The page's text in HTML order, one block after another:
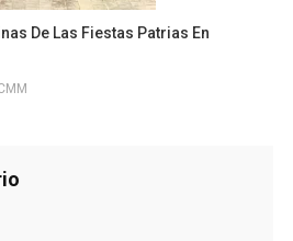
De Las Fiestas Patrias En